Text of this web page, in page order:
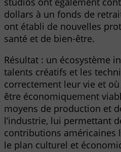
dollars à un fonds de
ont établi de nouvelles
santé et de bien-être.
Résultat : un écosystème
talents créatifs et les
correctement leur vie et
être économiquement
moyens de production et
l’industrie, lui permettant
contributions américaines
le plan culturel et